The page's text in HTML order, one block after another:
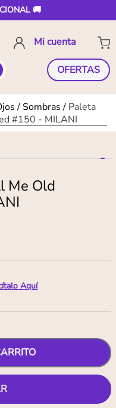
🚚
OFERTAS
Sombras
Paleta
#150 - MILANI
Me Old
Aquí